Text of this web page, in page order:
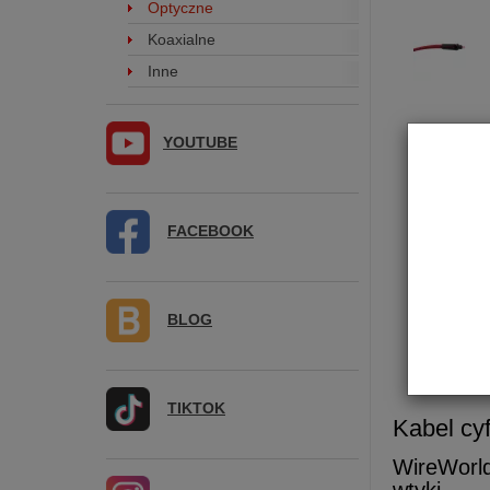
Kabel
Optyczne
Koaxialne
Inne
YOUTUBE
FACEBOOK
BLOG
TIKTOK